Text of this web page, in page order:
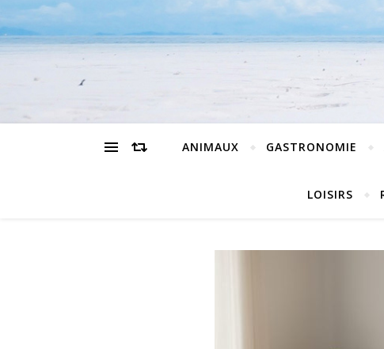
ANIMAUX GASTRONOMIE
LOISIRS